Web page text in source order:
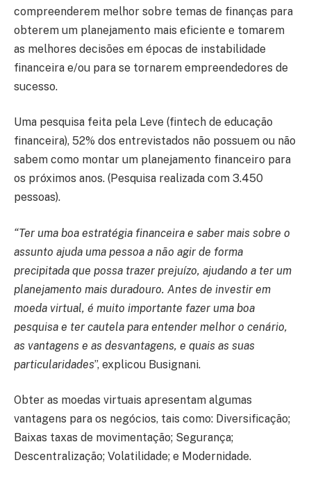
compreenderem melhor sobre temas de finanças para
obterem um planejamento mais eficiente e tomarem
as melhores decisões em épocas de instabilidade
financeira e/ou para se tornarem empreendedores de
sucesso.
Uma pesquisa feita pela Leve (fintech de educação
financeira), 52% dos entrevistados não possuem ou não
sabem como montar um planejamento financeiro para
os próximos anos. (Pesquisa realizada com 3.450
pessoas).
“Ter uma boa estratégia financeira e saber mais sobre o
assunto ajuda uma pessoa a não agir de forma
precipitada que possa trazer prejuízo, ajudando a ter um
planejamento mais duradouro. Antes de investir em
moeda virtual, é muito importante fazer uma boa
pesquisa e ter cautela para entender melhor o cenário,
as vantagens e as desvantagens, e quais as suas
particularidades”, explicou Busignani.
Obter as moedas virtuais apresentam algumas
vantagens para os negócios, tais como: Diversificação;
Baixas taxas de movimentação; Segurança;
Descentralização; Volatilidade; e Modernidade.